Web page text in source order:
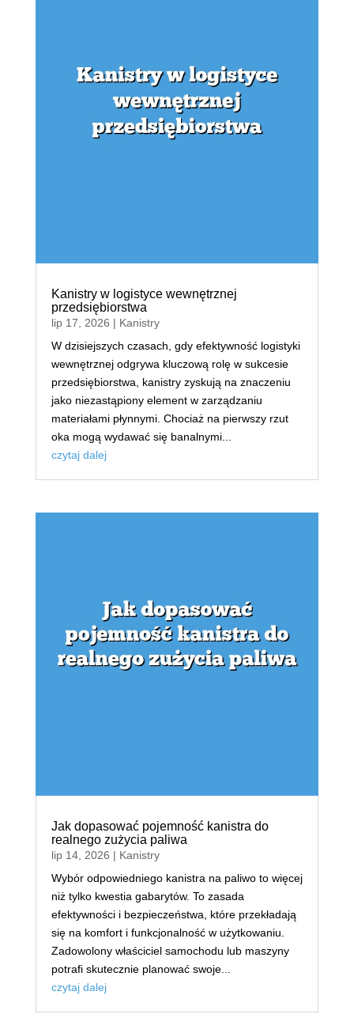
Kanistry w logistyce wewnętrznej
przedsiębiorstwa
lip 17, 2026 | Kanistry
W dzisiejszych czasach, gdy efektywność logistyki
wewnętrznej odgrywa kluczową rolę w sukcesie
przedsiębiorstwa, kanistry zyskują na znaczeniu
jako niezastąpiony element w zarządzaniu
materiałami płynnymi. Chociaż na pierwszy rzut
oka mogą wydawać się banalnymi...
czytaj dalej
Jak dopasować pojemność kanistra do
realnego zużycia paliwa
lip 14, 2026 | Kanistry
Wybór odpowiedniego kanistra na paliwo to więcej
niż tylko kwestia gabarytów. To zasada
efektywności i bezpieczeństwa, które przekładają
się na komfort i funkcjonalność w użytkowaniu.
Zadowolony właściciel samochodu lub maszyny
potrafi skutecznie planować swoje...
czytaj dalej